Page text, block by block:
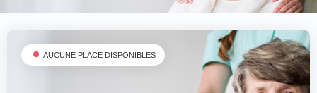
Fermer
Contacter un proche
AUCUNE PLACE DISPONIBLES